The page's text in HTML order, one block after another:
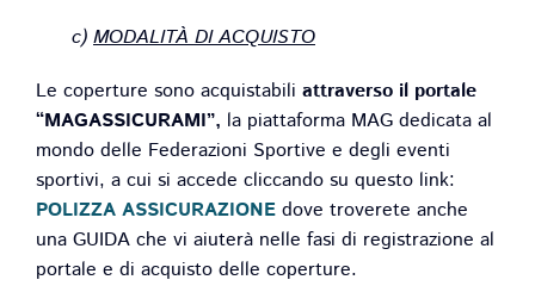
c) MODALITÀ DI ACQUISTO
Le coperture sono acquistabili attraverso il portale
“MAGASSICURAMI”, la piattaforma MAG dedicata al
mondo delle Federazioni Sportive e degli eventi
sportivi, a cui si accede cliccando su questo link:
POLIZZA ASSICURAZIONE dove troverete anche
una GUIDA che vi aiuterà nelle fasi di registrazione al
portale e di acquisto delle coperture.